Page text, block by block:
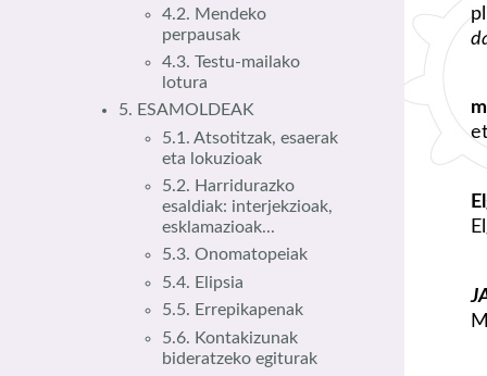
4.2. Mendeko
perpausak
4.3. Testu-mailako
lotura
5. ESAMOLDEAK
5.1. Atsotitzak, esaerak
eta lokuzioak
5.2. Harridurazko
esaldiak: interjekzioak,
esklamazioak...
5.3. Onomatopeiak
5.4. Elipsia
5.5. Errepikapenak
5.6. Kontakizunak
bideratzeko egiturak